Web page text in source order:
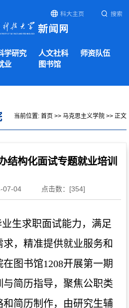
科大主页 搜索
学研究 人文社科
师资队伍
业 图书馆
当前位置: 首页 >> 马克思主义学院 >> 正文
结构化面试专题就业培训
07-04 点击数：[354]
业生求职面试能力，满足
，精准提供就业服务和
图书馆1208开展第一期
简历指导，聚焦公职类
简历制作，由研究生辅